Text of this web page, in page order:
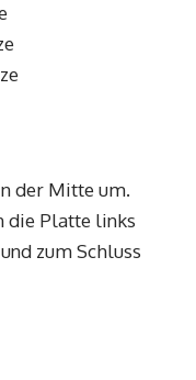
der Mitte um.
die Platte links
zum Schluss